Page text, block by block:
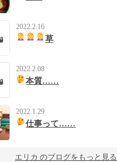
2022.2.16
草
2022.2.08
本質……
2022.1.29
仕事って……
エリカ のブログをもっと見る